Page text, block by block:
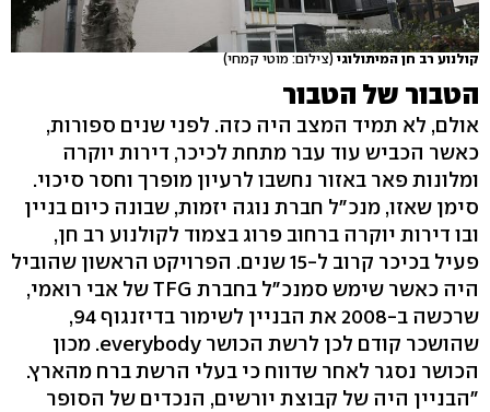
קולנוע רב חן המיתולוגי (צילום: מוטי קמחי)
הטבור של הטבור
אולם, לא תמיד המצב היה כזה. לפני שנים ספורות,
כאשר הכביש עוד עבר מתחת לכיכר, דירות יוקרה
ומלונות פאר באזור נחשבו לרעיון מופרך וחסר סיכוי.
סימן שאזו, מנכ"ל חברת נוגה יזמות, שבונה כיום בניין
ובו דירות יוקרה ברחוב פרוג בצמוד לקולנוע רב חן,
פעיל בכיכר קרוב ל-15 שנים. הפרויקט הראשון שהוביל
היה כאשר שימש סמנכ"ל בחברת TFG של אבי רואמי,
שרכשה ב-2008 את הבניין לשימור בדיזנגוף 94,
שהושכר קודם לכן לרשת הכושר everybody. מכון
הכושר נסגר לאחר שדווח כי בעלי הרשת ברח מהארץ.
"הבניין היה של קבוצת יורשים, הנכדים של הסופר